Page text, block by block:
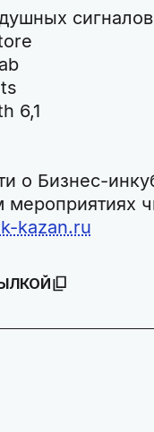
6,1
о Бизнес-
kazan.ru